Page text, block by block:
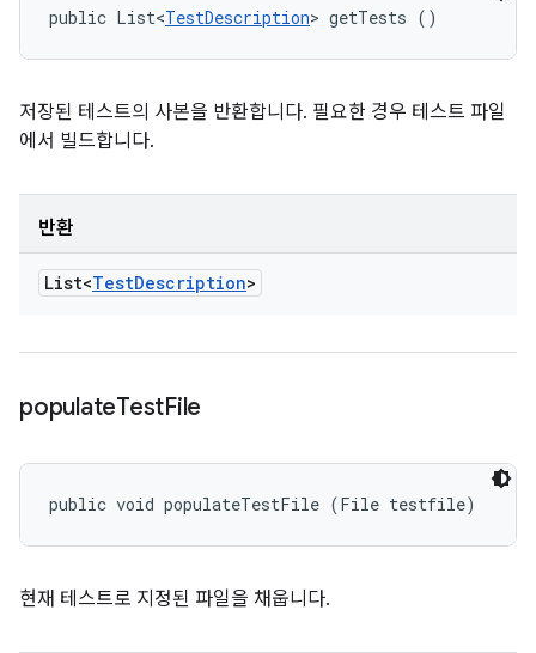
public List<TestDescription> getTests ()
저장된 테스트의 사본을 반환합니다. 필요한 경우 테스트 파일
에서 빌드합니다.
반환
List<TestDescription>
populateTestFile
public void populateTestFile (File testfile)
현재 테스트로 지정된 파일을 채웁니다.